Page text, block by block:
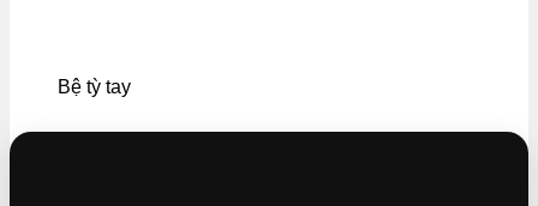
Bệ tỳ tay